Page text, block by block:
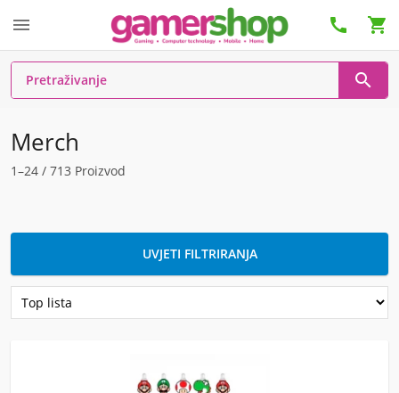
  

Merch
1–24 / 713 Proizvod
UVJETI FILTRIRANJA